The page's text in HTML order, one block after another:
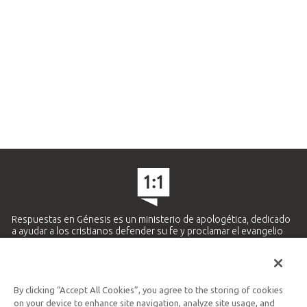
Respuestas en Génesis es un ministerio de apologética, dedicado
a ayudar a los cristianos defender su fe y proclamar el evangelio
Ministerio Hispano y Latinoamericano
By clicking “Accept All Cookies”, you agree to the storing of cookies
on your device to enhance site navigation, analyze site usage, and